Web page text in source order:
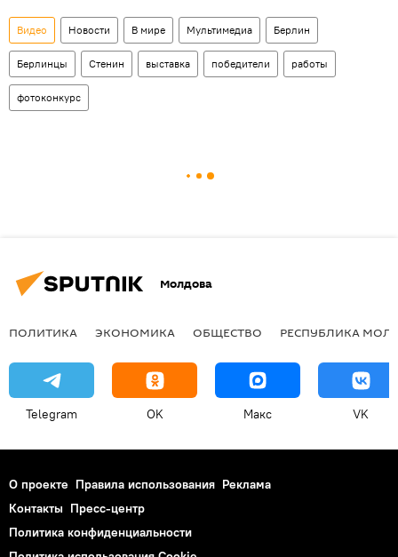
Видео Новости В мире Мультимедиа Берлин
Берлинцы Стенин выставка победители работы
фотоконкурс
Молдова
ПОЛИТИКА ЭКОНОМИКА ОБЩЕСТВО РЕСПУБЛИКА
Telegram OK Макс VK
О проекте Правила использования Реклама
Контакты Пресс-центр
Политика конфиденциальности